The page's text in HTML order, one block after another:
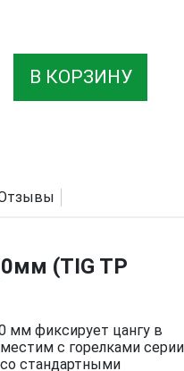
В КОРЗИНУ
(TIG TP
мм фиксирует цангу в
с горелками серии
стандартными